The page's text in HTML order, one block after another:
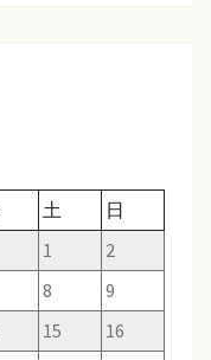
土
日
1
2
8
9
15
16